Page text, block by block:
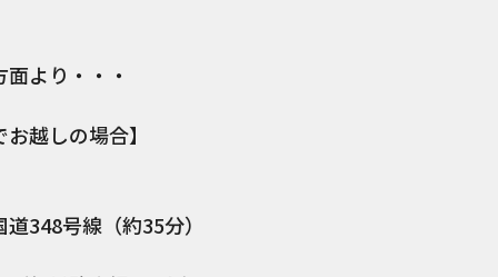
より・・・
越しの場合】
号線（約35分）